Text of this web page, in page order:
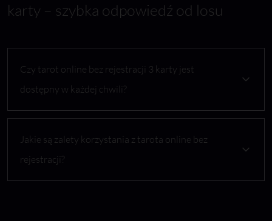
karty – szybka odpowiedź od losu
Czy tarot online bez rejestracji 3 karty jest
dostępny w każdej chwili?
Jakie są zalety korzystania z tarota online bez
rejestracji?